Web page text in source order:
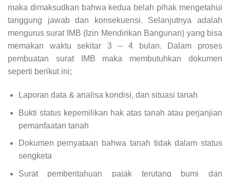
maka dimaksudkan bahwa kedua belah pihak mengetahui
tanggung jawab dan konsekuensi. Selanjutnya adalah
mengurus surat IMB (Izin Mendirikan Bangunan) yang bisa
memakan waktu sekitar 3 – 4 bulan. Dalam proses
pembuatan surat IMB maka membutuhkan dokumen
seperti berikut ini;
Laporan data & analisa kondisi, dan situasi tanah
Bukti status kepemilikan hak atas tanah atau perjanjian
pemanfaatan tanah
Dokumen pernyataan bahwa tanah tidak dalam status
sengketa
Surat pemberitahuan pajak terutang bumi dan